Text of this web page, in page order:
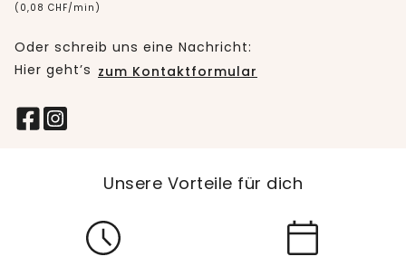
(0,08 CHF/min)
Oder schreib uns eine Nachricht:
Hier geht’s zum Kontaktformular
Unsere Vorteile für dich